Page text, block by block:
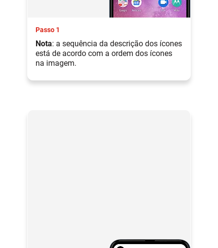
Passo 1
Nota: a sequência da descrição dos ícones
está de acordo com a ordem dos ícones
na imagem.